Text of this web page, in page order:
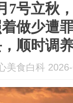
7号立秋
做少遭
顺时调
美食白科